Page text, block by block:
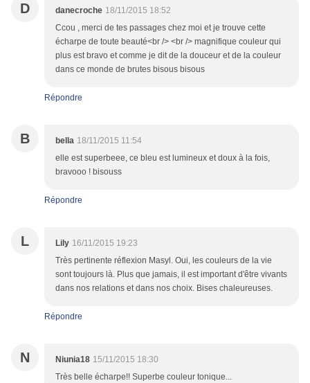
D danecroche 18/11/2015 18:52
Ccou , merci de tes passages chez moi et je trouve cette
écharpe de toute beauté<br /> <br /> magnifique couleur qui
plus est bravo et comme je dit de la douceur et de la couleur
dans ce monde de brutes bisous bisous
Répondre
B bella 18/11/2015 11:54
elle est superbeee, ce bleu est lumineux et doux à la fois,
bravooo ! bisouss
Répondre
L Lily 16/11/2015 19:23
Très pertinente réflexion Masyl. Oui, les couleurs de la vie
sont toujours là. Plus que jamais, il est important d'être vivants
dans nos relations et dans nos choix. Bises chaleureuses.
Répondre
N Niunia18 15/11/2015 18:30
Très belle écharpe!! Superbe couleur tonique...